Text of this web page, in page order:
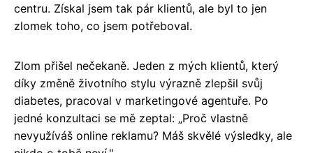
centru. Získal jsem tak pár klientů, ale byl to jen
zlomek toho, co jsem potřeboval.
Zlom přišel nečekaně. Jeden z mých klientů, který
díky změně životního stylu výrazně zlepšil svůj
diabetes, pracoval v marketingové agentuře. Po
jedné konzultaci se mě zeptal: „Proč vlastně
nevyužíváš online reklamu? Máš skvělé výsledky, ale